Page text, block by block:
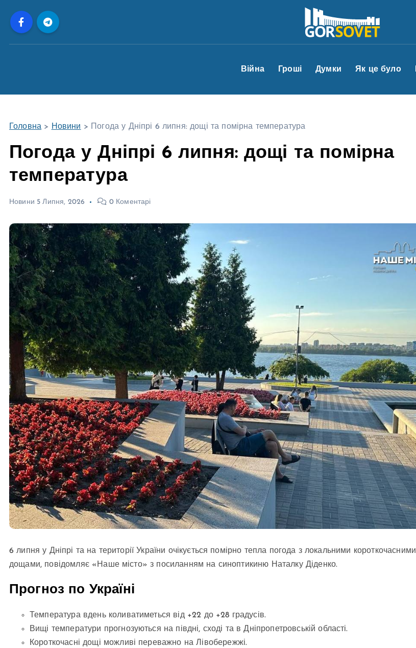
Війна Гроші Думки Як це було
Головна > Новини > Погода у Дніпрі 6 липня: дощі та помірна температура
Погода у Дніпрі 6 липня: дощі та помірна
температура
Новини 5 Липня, 2026 0 Коментарі
6 липня у Дніпрі та на території України очікується помірно тепла погода з локальними короткочасними
дощами, повідомляє «Наше місто» з посиланням на синоптикиню Наталку Діденко.
Прогноз по Україні
Температура вдень коливатиметься від +22 до +28 градусів.
Вищі температури прогнозуються на півдні, сході та в Дніпропетровській області.
Короткочасні дощі можливі переважно на Лівобережжі.